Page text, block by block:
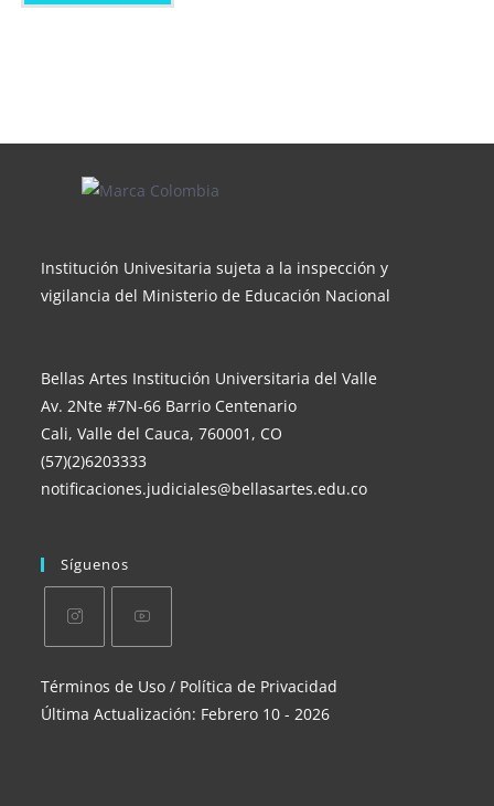
Institución Univesitaria sujeta a la inspección y
vigilancia del Ministerio de Educación Nacional
Bellas Artes Institución Universitaria del Valle
Av. 2Nte #7N-66 Barrio Centenario
Cali, Valle del Cauca, 760001, CO
(57)(2)6203333
notificaciones.judiciales@bellasartes.edu.co
Síguenos
abre
en
abre
en
Términos de Uso / Política de Privacidad
Última Actualización: Febrero 10 - 2026